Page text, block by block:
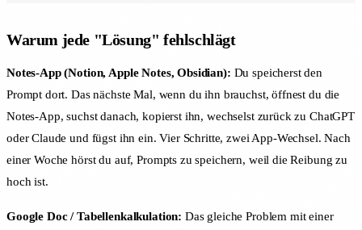
Warum jede "Lösung" fehlschlägt
Notes-App (Notion, Apple Notes, Obsidian): Du speicherst den
Prompt dort. Das nächste Mal, wenn du ihn brauchst, öffnest du die
Notes-App, suchst danach, kopierst ihn, wechselst zurück zu ChatGPT
oder Claude und fügst ihn ein. Vier Schritte, zwei App-Wechsel. Nach
einer Woche hörst du auf, Prompts zu speichern, weil die Reibung zu
hoch ist.
Google Doc / Tabellenkalkulation: Das gleiche Problem mit einer